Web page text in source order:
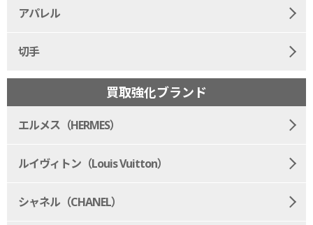
アパレル
切手
買取強化ブランド
エルメス（HERMES）
ルイヴィトン（Louis Vuitton）
シャネル（CHANEL）